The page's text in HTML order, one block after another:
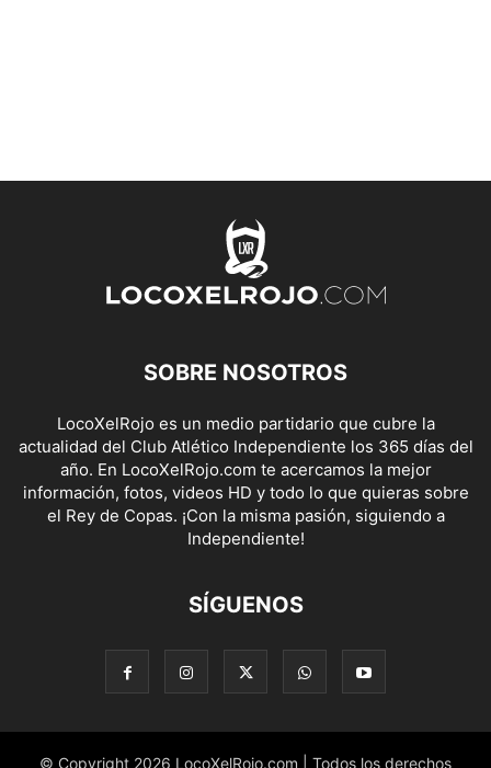
SOBRE NOSOTROS
LocoXelRojo es un medio partidario que cubre la
actualidad del Club Atlético Independiente los 365 días del
año. En LocoXelRojo.com te acercamos la mejor
información, fotos, videos HD y todo lo que quieras sobre
el Rey de Copas. ¡Con la misma pasión, siguiendo a
Independiente!
SÍGUENOS
© Copyright 2026 LocoXelRojo.com | Todos los derechos